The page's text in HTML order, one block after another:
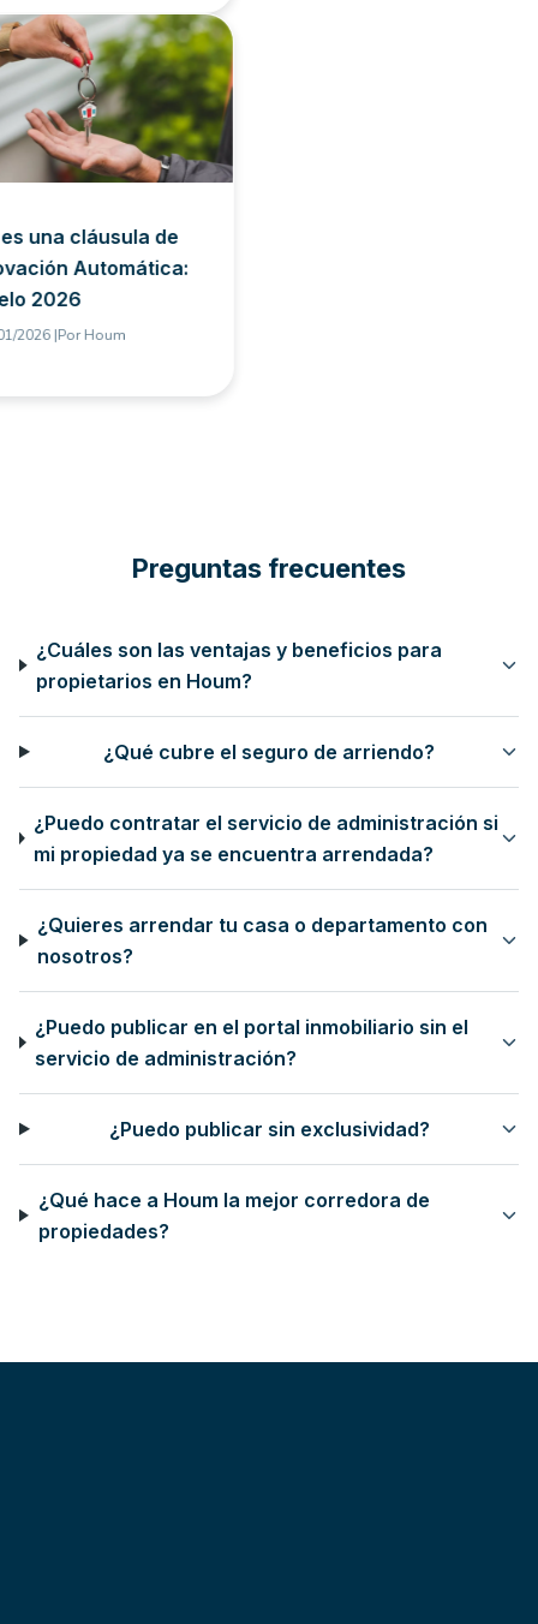
una cláusula de
Automática:
2026
2026 |PorHoum
Preguntas frecuentes
¿Cuáles son las ventajas y beneficios para
propietarios en Houm?
¿Qué cubre el seguro de arriendo?
¿Puedo contratar el servicio de administración si
mi propiedad ya se encuentra arrendada?
¿Quieres arrendar tu casa o departamento con
nosotros?
¿Puedo publicar en el portal inmobiliario sin el
servicio de administración?
¿Puedo publicar sin exclusividad?
¿Qué hace a Houm la mejor corredora de
propiedades?